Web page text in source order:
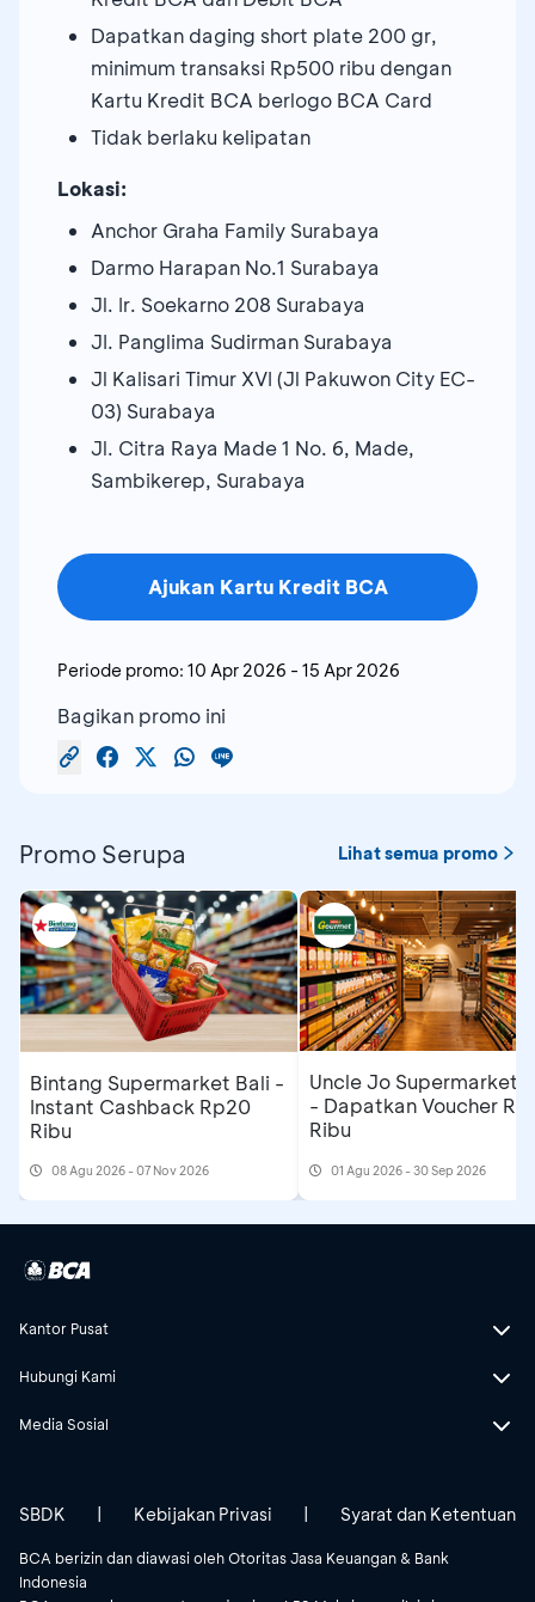
⁠Dapatkan daging short plate 200 gr,
minimum transaksi Rp500 ribu dengan
Kartu Kredit BCA berlogo BCA Card
Tidak berlaku kelipatan
Lokasi:
Anchor Graha Family Surabaya
Darmo Harapan No.1 Surabaya
Jl. Ir. Soekarno 208 Surabaya
JI. Panglima Sudirman Surabaya
Jl Kalisari Timur XVI (Jl Pakuwon City EC-
03) Surabaya
Jl. Citra Raya Made 1 No. 6, Made,
Sambikerep, Surabaya
Ajukan Kartu Kredit BCA
Periode promo: 10 Apr 2026 - 15 Apr 2026
Bagikan promo ini
Promo Serupa Lihat semua promo
Bintang Supermarket Bali -
Instant Cashback Rp20
Ribu
08 Agu 2026 - 07 Nov 2026
Uncle Jo Supermarket
- Dapatkan Voucher
Ribu
01 Agu 2026 - 30 Sep 2026
Kantor Pusat
Hubungi Kami
Media Sosial
BCA berizin dan diawasi oleh Otoritas Jasa Keuangan & Bank
Indonesia
SBDK Kebijakan Privasi Syarat dan Ketentuan